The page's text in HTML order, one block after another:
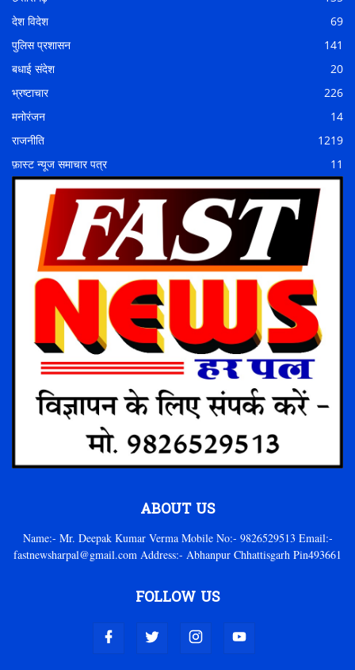
देश विदेश
69
पुलिस प्रशासन
141
बधाई संदेश
20
भ्रष्टाचार
226
मनोरंजन
14
राजनीति
1219
फ़ास्ट न्यूज समाचार पत्र
11
ABOUT US
Name:- Mr. Deepak Kumar Verma Mobile No:- 9826529513 Email:-
fastnewsharpal@gmail.com Address:- Abhanpur Chhattisgarh Pin493661
FOLLOW US